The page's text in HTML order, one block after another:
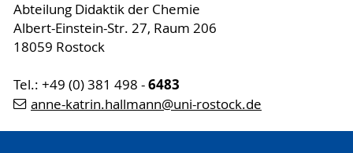
Abteilung Didaktik der Chemie
Albert-Einstein-Str. 27, Raum 206
18059 Rostock
Tel.: +49 (0) 381 498 -6483
anne-katrin.hallmann@uni-rostock.de